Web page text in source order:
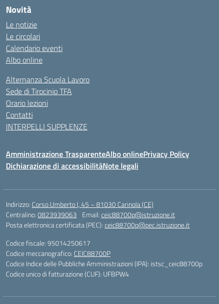
Novità
Le notizie
Le circolari
Calendario eventi
Albo online
Alternanza Scuola Lavoro
Sede di Tirocinio TFA
Orario lezioni
Contatti
INTERPELLI SUPPLENZE
Amministrazione TrasparenteAlbo onlinePrivacy Policy
Dichiarazione di accessibilitàNote legali
Indirizzo: Corso Umberto I, 45 – 81030 Carinola (CE)
Centralino:0823939063 Email:ceic88700p@istruzione.it
Posta elettronica certificata (PEC):ceic88700p@pec.istruzione.it
Codice fiscale: 95014250617
Codice meccanografico: CEIC88700P
Codice Indice delle Pubbliche Amministrazioni (IPA): istsc_ceic88700p
Codice unico di fatturazione (CUF): UFBPW4